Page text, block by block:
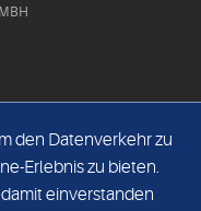
den Datenverkehr zu
Erlebnis zu bieten.
einverstanden